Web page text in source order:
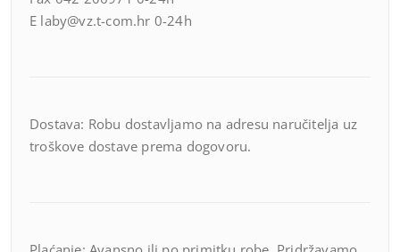
E laby@vz.t-com.hr 0-24h
Dostava: Robu dostavljamo na adresu naručitelja uz
troškove dostave prema dogovoru.